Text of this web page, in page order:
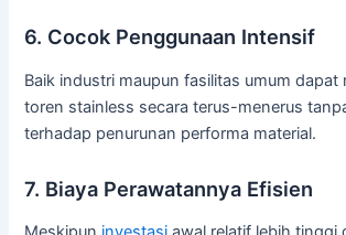
6. Cocok Penggunaan Intensif
Baik industri maupun fasilitas umum dapat
toren stainless secara terus-menerus
terhadap penurunan performa material.
7. Biaya Perawatannya Efisien